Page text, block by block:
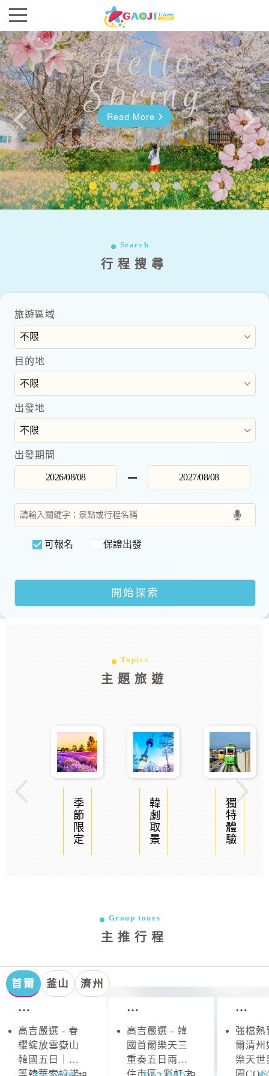
Read More
Read More
往前 往後
Search
行程搜尋
旅遊區域
目的地
出發地
出發期間
可報名 保證出發
Topics
主題旅遊
季節限定 韓劇取景 獨特體驗
Group tours
主推行程
首爾 釜山 濟州
首
雪
嶽
山
高吉嚴選 - 春
櫻綻放雪嶽山
韓國五日｜升
等韓華索拉諾
首
抱
川
高吉嚴選 - 韓
國首爾樂天三
重奏五日兩晚
住市區+彩虹之
首
強檔熱
爾清州
樂天世
園